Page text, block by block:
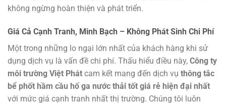
không ngừng hoàn thiện và phát triển.
Giá Cả Cạnh Tranh, Minh Bạch – Không Phát Sinh Chi Phí
Một trong những lo ngại lớn nhất của khách hàng khi sử
dụng dịch vụ là vấn đề chi phí. Thấu hiểu điều này, Công ty
môi trường Việt Phát cam kết mang đến dịch vụ thông tắc
bể phốt hầm cầu hố ga nước thải tốt giá rẻ hiện đại nhất
với mức giá cạnh tranh nhất thị trường. Chúng tôi luôn